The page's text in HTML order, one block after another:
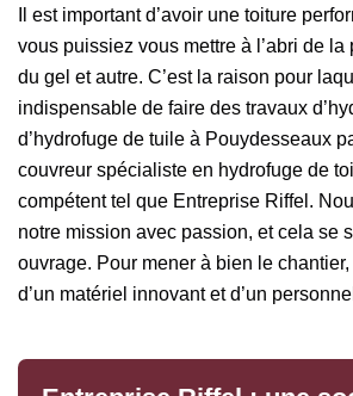
Il est important d’avoir une toiture
vous puissiez vous mettre à l’abri de la
du gel et autre. C’est la raison pour
indispensable de faire des travaux
d’hydrofuge de tuile à Pouydesseaux
couvreur spécialiste en hydrofuge de
compétent tel que Entreprise Riffel.
notre mission avec passion, et cela se
ouvrage. Pour mener à bien le
d’un matériel innovant et d’un